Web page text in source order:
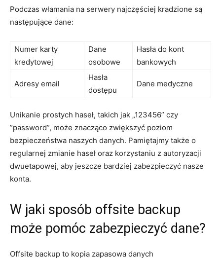
Podczas włamania na serwery najczęściej kradzione są
następujące dane:
Numer karty
kredytowej
Dane
osobowe
Hasła do kont⁣
bankowych
Adresy email
Hasła
dostępu
Dane medyczne
Unikanie prostych haseł, takich jak „123456” czy
‍”password”, może ⁤znacząco⁤ zwiększyć poziom
bezpieczeństwa naszych danych. ⁢Pamiętajmy⁣ także o
regularnej zmianie haseł oraz⁣ korzystaniu⁤ z autoryzacji⁢
dwuetapowej, aby ⁤jeszcze‍ bardziej zabezpieczyć ‌nasze
konta.
W ⁢jaki sposób⁢ offsite backup‌
może ‍pomóc‍ zabezpieczyć dane?
Offsite ‌backup to⁣ kopia⁤ zapasowa danych